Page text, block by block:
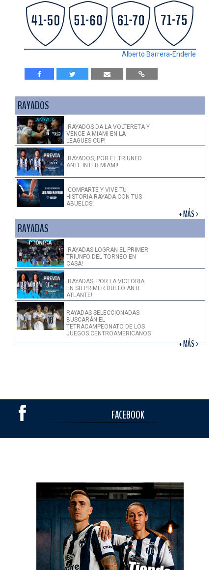
Alberto Barrera-Enderle
RAYADOS
¡RAYADOS DA LA VOLTERETA Y
VENCE A MIAMI EN LA
LEAGUES CUP!
¡RAYADOS, POR EL TRIUNFO
ANTE INTER MIAMI!
¡COMPARTE Y VIVE TU
HISTORIA RAYADA CON TUS
ABUELOS!
+ MÁS >
RAYADAS
¡RAYADAS LOGRAN EL PRIMER
TRIUNFO DEL TORNEO EN
CASA!
¡RAYADAS, POR LA VICTORIA
EN SU PRIMER DUELO ANTE
ATLANTE!
RAYADAS SELECCIONADAS
BUSCARÁN EL
TETRACAMPEONATO DE LOS
JUEGOS CENTROAMERICANOS
+ MÁS >
FACEBOOK